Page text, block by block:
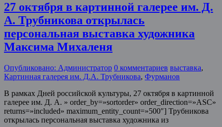
27 октября в картинной галерее им. Д.
А. Трубникова открылась
персональная выставка художника
Максима Михаленя
Опубликовано: Администратор 0 комментариев выставка,
Картинная галерея им. Д.А. Трубникова, Фурманов
В рамках Дней российской культуры, 27 октября в картинной
галерее им. Д. А. » order_by=»sortorder» order_direction=»ASC»
returns=»included» maximum_entity_count=»500″] Трубникова
открылась персональная выставка художника из